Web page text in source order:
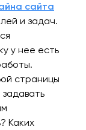
сайта
и задач.
у нее есть
страницы
Каких